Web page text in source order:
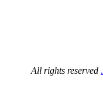
.
All rights reserved